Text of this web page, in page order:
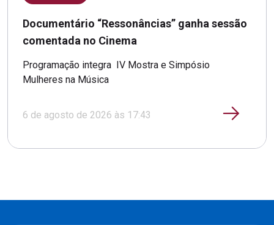
Documentário “Ressonâncias” ganha sessão
comentada no Cinema
Programação integra IV Mostra e Simpósio
Mulheres na Música
6 de agosto de 2026 às 17:43